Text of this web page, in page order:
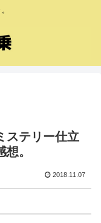
ステリー仕立
。
2018.11.07